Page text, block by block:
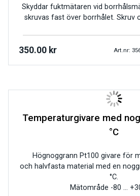
Skyddar fuktmätaren vid
skruvas fast över borrhålet. Skruv
350.00 kr Art.nr:
Temperaturgivare med
°C
Högnoggrann Pt100 givare för
och halvfasta material med en
°C.
Mätområde -80 …